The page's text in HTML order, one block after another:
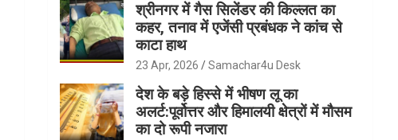
श्रीनगर में गैस सिलेंडर की किल्लत का
कहर, तनाव में एजेंसी प्रबंधक ने कांच से
काटा हाथ
23 Apr, 2026 Samachar4u Desk
देश के बड़े हिस्से में भीषण लू का
अलर्ट:पूर्वोत्तर और हिमालयी क्षेत्रों में मौसम
का दो रूपी नजारा